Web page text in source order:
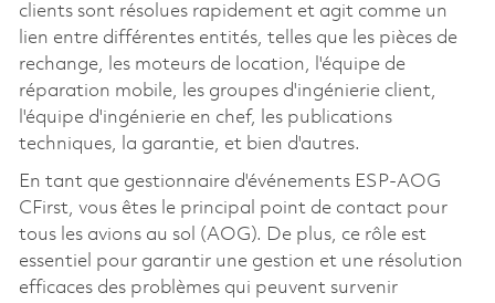
clients sont résolues rapidement et agit comme un
lien entre différentes entités, telles que les pièces de
rechange, les moteurs de location, l'équipe de
réparation mobile, les groupes d'ingénierie client,
l'équipe d'ingénierie en chef, les publications
techniques, la garantie, et bien d'autres.
En tant que gestionnaire d'événements ESP-AOG
CFirst, vous êtes le principal point de contact pour
tous les avions au sol (AOG). De plus, ce rôle est
essentiel pour garantir une gestion et une résolution
efficaces des problèmes qui peuvent survenir